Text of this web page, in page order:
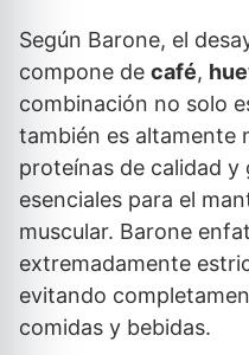
Según Barone, el
compone de café,
combinación no solo
también es altamente
proteínas de calidad y
esenciales para el
muscular. Barone
extremadamente
evitando
comidas y bebidas.